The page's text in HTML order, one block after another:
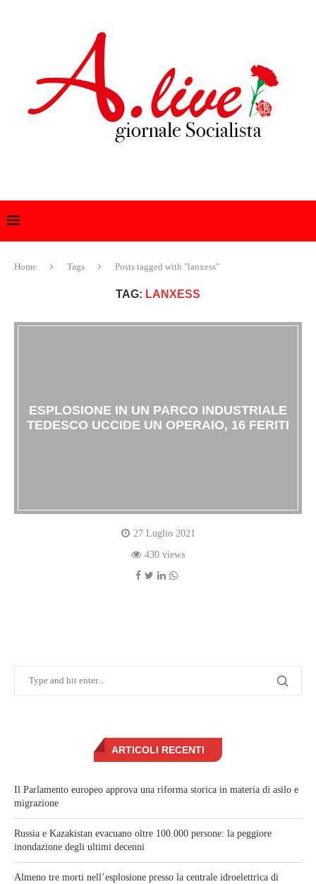
Home Tags Posts tagged with "lanxess"
TAG: LANXESS
ESPLOSIONE IN UN PARCO INDUSTRIALE
TEDESCO UCCIDE UN OPERAIO, 16 FERITI
27 Luglio 2021
430 views
ARTICOLI RECENTI
Il Parlamento europeo approva una riforma storica in materia di asilo e
migrazione
Russia e Kazakistan evacuano oltre 100.000 persone: la peggiore
inondazione degli ultimi decenni
Almeno tre morti nell’esplosione presso la centrale idroelettrica di